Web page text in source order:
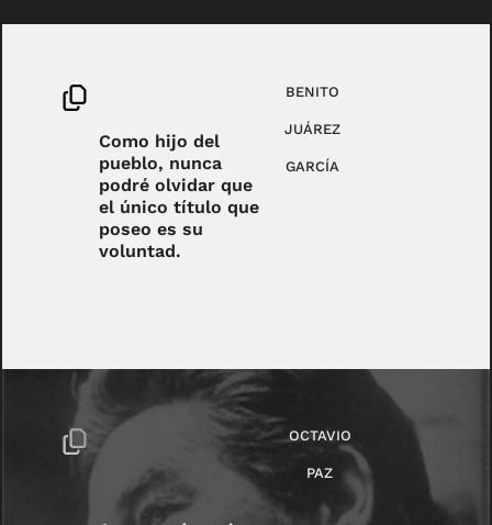
Como hijo del
pueblo, nunca
podré olvidar que
el único título que
poseo es su
voluntad.
BENITO
JUÁREZ
GARCÍA
OCTAVIO
PAZ